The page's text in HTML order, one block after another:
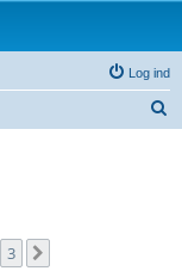
Log ind
3